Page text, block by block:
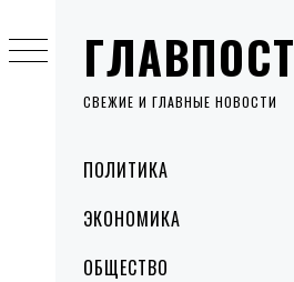
ГЛАВПОСТ
СВЕЖИЕ И ГЛАВНЫЕ НОВОСТИ
MenuПОЛИТИКА
ЭКОНОМИКА
ОБЩЕСТВО
to
content